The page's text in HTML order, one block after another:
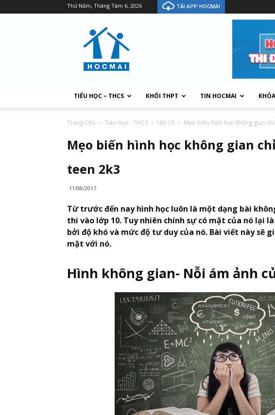
Thứ Năm, Tháng Tám 6, 2026 TẢI APP HOCMAI
TIỂU HỌC – THCS KHỐI THPT TIN HOCMAI
Trang Chủ Tiểu Học - THCS HM 10 Mẹo biến hình học không gian
Mẹo biến hình học không gian
teen 2k3
11/08/2017
Từ trước đến nay hình học luôn là một dạng bài
thi vào lớp 10. Tuy nhiên chính sự có mặt của nó lại
bởi độ khó và mức độ tư duy của nó. Bài viết này sẽ
mặt với nó.
Hình không gian- Nỗi ám ảnh